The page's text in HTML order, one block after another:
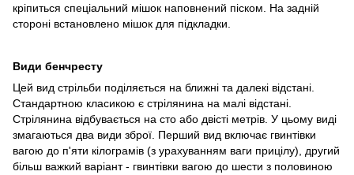
кріпиться спеціальний мішок наповнений піском. На задній
стороні встановлено мішок для підкладки.
Види бенчресту
Цей вид стрільби поділяється на ближні та далекі відстані.
Стандартною класикою є стрілянина на малі відстані.
Стрілянина відбувається на сто або двісті метрів. У цьому виді
змагаються два види зброї. Перший вид включає гвинтівки
вагою до п'яти кілограмів (з урахуванням ваги прицілу), другий
більш важкий варіант - гвинтівки вагою до шести з половиною